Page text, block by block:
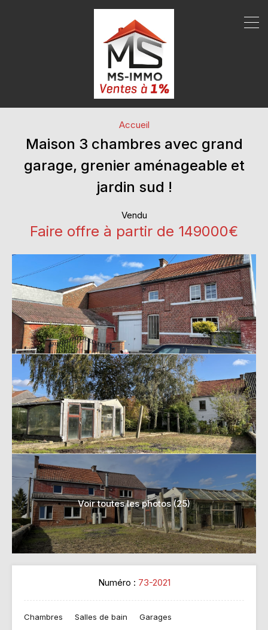
Accueil
Maison 3 chambres avec grand
garage, grenier aménageable et
jardin sud !
Vendu
Faire offre à partir de 149000€
Voir toutes les photos (25)
Numéro : 73-2021
Chambres Salles de bain Garages